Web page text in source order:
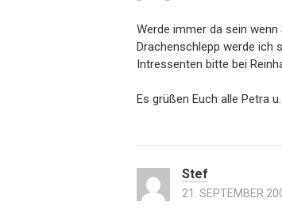
Werde immer da sein
Drachenschlepp werde ich
Intressenten bitte bei
Es grüßen Euch alle Petra
Stef
21. SEPTEMBER